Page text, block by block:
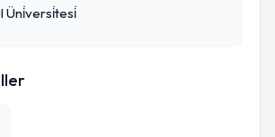
Üni̇versi̇tesi̇